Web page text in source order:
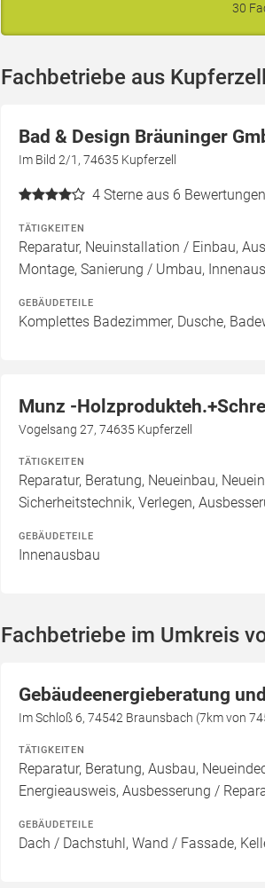
30
Fachbetriebe aus Kupferzell
Bad & Design Bräuninger
Im Bild 2/1, 74635 Kupferzell
4 Sterne aus 6 Bewertungen
TÄTIGKEITEN
Reparatur, Neuinstallation / Einbau,
Montage, Sanierung / Umbau,
GEBÄUDETEILE
Komplettes Badezimmer, Dusche,
Munz -
Vogelsang 27, 74635 Kupferzell
TÄTIGKEITEN
Reparatur, Beratung, Neueinbau,
Sicherheitstechnik, Verlegen,
GEBÄUDETEILE
Innenausbau
Fachbetriebe im Umkreis
Gebäudeenergieberatung
Im Schloß 6, 74542 Braunsbach (7km von
TÄTIGKEITEN
Reparatur, Beratung, Ausbau,
Energieausweis, Ausbesserung /
GEBÄUDETEILE
Dach / Dachstuhl, Wand / Fassade,